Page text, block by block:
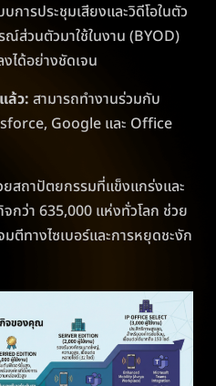
การประชุมเสียงและวิดีโอในตัว
ณ์ส่วนตัวมาใช้ในงาน (BYOD)
ได้อย่างชัดเจน
ล้ว: สามารถทำงานร่วมกับ
Google และ Office
ยสถาปัตยกรรมที่แข็งแกร่งและ
กว่า 635,000 แห่งทั่วโลก ช่วย
ตีทางไซเบอร์และการหยุดชะงัก